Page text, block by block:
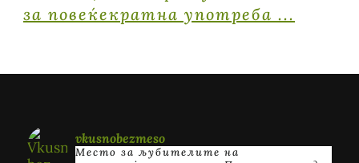
vkusnobezmeso
Место за љубителите на